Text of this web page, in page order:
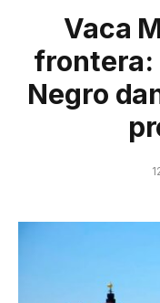
Vaca
frontera:
Negro